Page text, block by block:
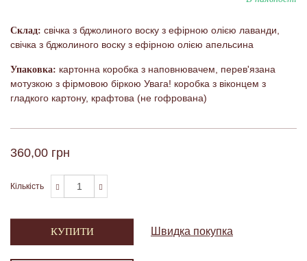
Склад: свічка з бджолиного воску з ефірною олією лаванди,
свічка з бджолиного воску з ефірною олією апельсина
Упаковка: картонна коробка з наповнювачем, перев'язана
мотузкою з фірмовою біркою Увага! коробка з віконцем з
гладкого картону, крафтова (не гофрована)
360,00 грн
Кількість
КУПИТИ Швидка покупка